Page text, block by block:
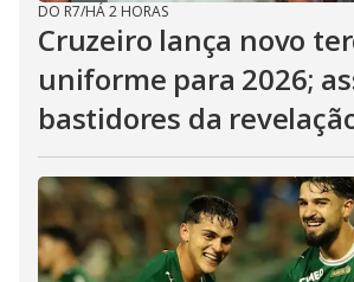
DO R7/HÁ 2 HORAS
Cruzeiro lança novo
uniforme para 2026;
bastidores da